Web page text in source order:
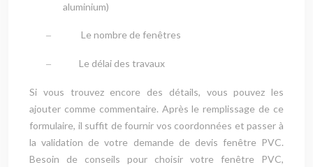
aluminium)
– Le nombre de fenêtres
– Le délai des travaux
Si vous trouvez encore des détails, vous pouvez les
ajouter comme commentaire. Après le remplissage de ce
formulaire, il suffit de fournir vos coordonnées et passer à
la validation de votre demande de devis fenêtre PVC.
Besoin de conseils pour choisir votre fenêtre PVC,